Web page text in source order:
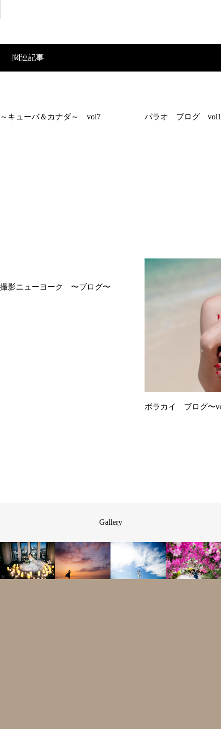
関連記事
～キューバ＆カナダ～ vol7 パラオ ブログ vol1
撮影ニューヨーク 〜ブログ〜
ボラカイ ブログ〜
Gallery